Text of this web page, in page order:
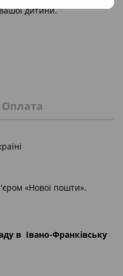
дитини.
Оплата
«Нової пошти».
в Івано-Франківську